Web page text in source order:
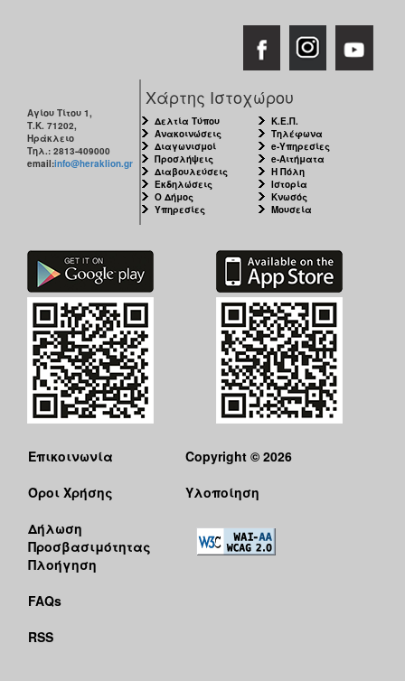
Αγίου Τίτου 1,
Τ.Κ. 71202,
Ηράκλειο
Τηλ.: 2813-409000
email:info@heraklion.gr
Χάρτης Ιστοχώρου
Δελτία Τύπου
Ανακοινώσεις
Διαγωνισμοί
Προσλήψεις
Διαβουλεύσεις
Εκδηλώσεις
Ο Δήμος
Υπηρεσίες
Κ.Ε.Π.
Τηλέφωνα
e-Υπηρεσίες
e-Αιτήματα
Η Πόλη
Ιστορία
Κνωσός
Μουσεία
Επικοινωνία
Όροι Χρήσης
Δήλωση
Προσβασιμότητας
Πλοήγηση
FAQs
RSS
Copyright © 2026
Υλοποίηση